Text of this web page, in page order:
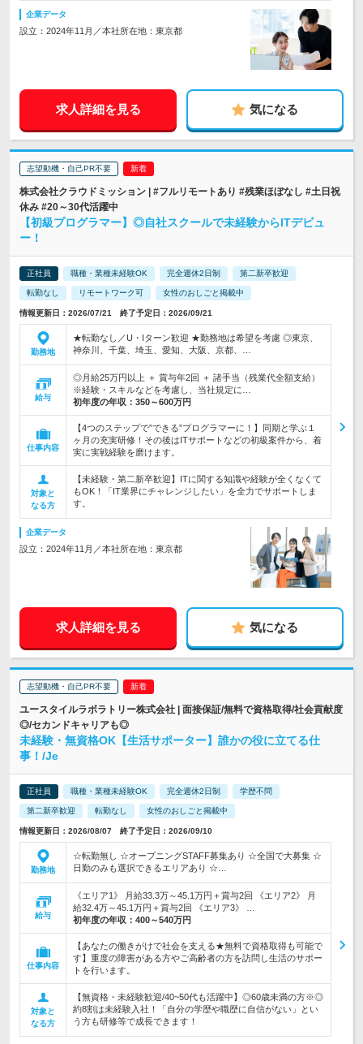
企業データ
設立：2024年11月／本社所在地：東京都
求人詳細を見る 気になる
志望動機・自己PR不要
株式会社クラウドミッション | #フルリモートあり #残業ほぼなし #土日祝
休み #20～30代活躍中
【初級プログラマー】◎自社スクールで未経験からITデビュ
ー！
正社員 職種・業種未経験OK 完全週休2日制 第二新卒歓迎
転勤なし リモートワーク可 女性のおしごと掲載中
情報更新日：2026/07/21 終了予定日：2026/09/21
勤務地
★転勤なし／U・Iターン歓迎 ★勤務地は希望を考慮 ◎東京、
神奈川、千葉、埼玉、愛知、大阪、京都、…
給与
◎月給25万円以上 ＋ 賞与年2回 ＋ 諸手当（残業代全額支給）
※経験・スキルなどを考慮し、当社規定に…
初年度の年収： 350～600万円
仕事内容
【4つのステップで”できる”プログラマーに！】同期と学ぶ１
ヶ月の充実研修！その後はITサポートなどの初級案件から、着
実に実戦経験を磨けます。
対象と
なる方
【未経験・第二新卒歓迎】ITに関する知識や経験が全くなくて
もOK！「IT業界にチャレンジしたい」を全力でサポートしま
す。
企業データ
設立：2024年11月／本社所在地：東京都
求人詳細を見る 気になる
志望動機・自己PR不要
ユースタイルラボラトリー株式会社 | 面接保証/無料で資格取得/社会貢献度
◎/セカンドキャリアも◎
未経験・無資格OK【生活サポーター】誰かの役に立てる仕
事！/Je
正社員 職種・業種未経験OK 完全週休2日制 学歴不問
第二新卒歓迎 転勤なし 女性のおしごと掲載中
情報更新日：2026/08/07 終了予定日：2026/09/10
勤務地
☆転勤無し ☆オープニングSTAFF募集あり ☆全国で大募集 ☆
日勤のみも選択できるエリアあり ☆…
給与
《エリア1》 月給33.3万～45.1万円＋賞与2回 《エリア2》 月
給32.4万～45.1万円＋賞与2回 《エリア3》 …
初年度の年収： 400～540万円
仕事内容
【あなたの働きがけで社会を支える★無料で資格取得も可能で
す】重度の障害がある方やご高齢者の方を訪問し生活のサポー
トを行います。
対象と
なる方
【無資格・未経験歓迎/40~50代も活躍中】◎60歳未満の方※◎
約8割は未経験入社！「自分の学歴や職歴に自信がない」とい
う方も研修等で成長できます！